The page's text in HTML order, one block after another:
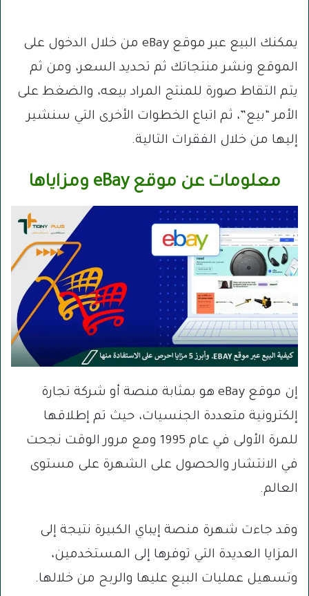
يمكنك البيع عبر موقع eBay من خلال الدخول على
الموقع ونشر منتجاتك ثم تحديد السعر، ومن ثم
يتم التقاط صورة للمنتج المراد بيعه، والضغط على
الأمر “بيع”، ثم اتباع الخطوات الأخرى التي سنشير
إليها من خلال الفقرات التالية.
معلومات عن موقع eBay ومزاياها
إن موقع eBay هو بمثابة منصة أو شركة تجارة
إلكترونية متعددة الجنسيات، حيث تم إطلاقها
للمرة الأولى في عام 1995 ومع مرور الوقت نجحت
في الانتشار والحصول على الشهرة على مستوى
العالم.
وقد جاءت شهرة منصة إيباي الكبيرة نتيجة إلى
المزايا العديدة التي توفرها إلى المستخدمين،
وتسهيل عمليات البيع عليها والربح من خلالها.